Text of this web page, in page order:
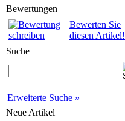
Bewertungen
Bewerten Sie
diesen Artikel!
Suche
Erweiterte Suche »
Neue Artikel